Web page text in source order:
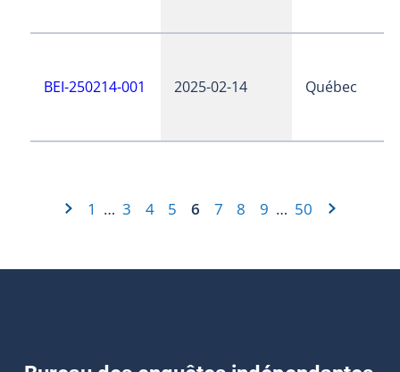
BEI-250214-001 2025-02-14 Québec
1 … 3 4 5 6 7 8 9 … 50